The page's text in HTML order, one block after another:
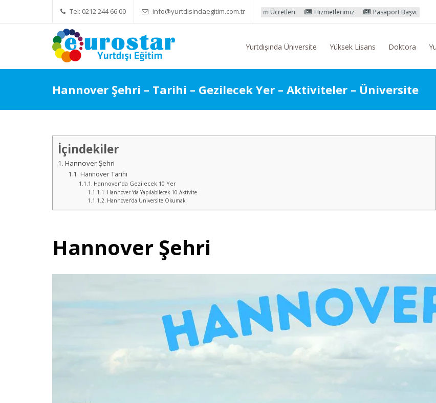
Tel: 0212 244 66 00 info@yurtdisindaegitim.com.tr
Yök Denkliği Önemli Eğitim Ücretleri Hizmetlerimiz Pasaport Başvuru İşlemleri Yurtdışı
Yurtdışında Üniversite Yüksek Lisans Doktora
Hannover Şehri – Tarihi – Gezilecek Yer – Aktiviteler – Üniversite
İçindekiler
Hannover Şehri
Hannover Tarihi
Hannover’da Gezilecek 10 Yer
Hannover ‘da Yapılabilecek 10 Aktivite
Hannover’da Üniversite Okumak
Hannover Şehri